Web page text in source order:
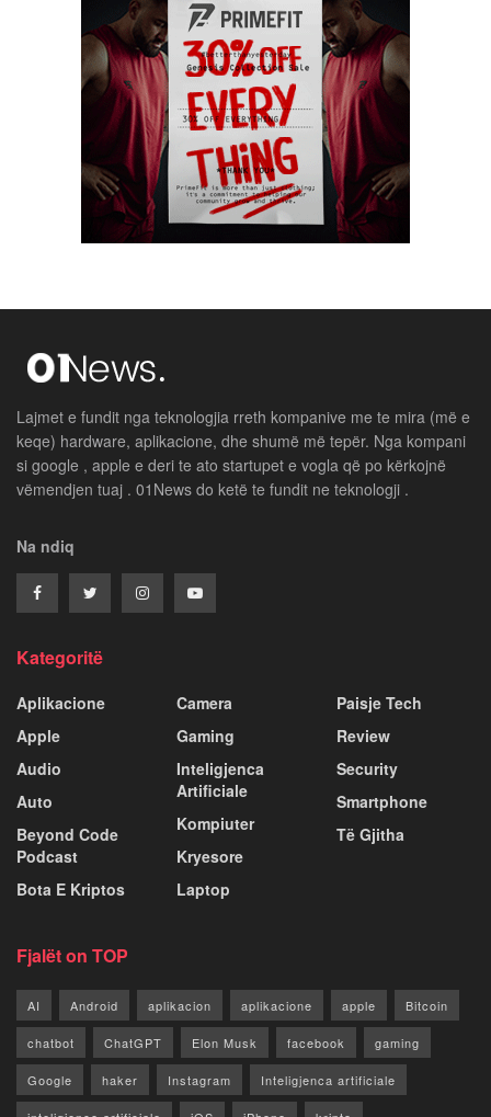
Lajmet e fundit nga teknologjia rreth kompanive me te mira (më e
keqe) hardware, aplikacione, dhe shumë më tepër. Nga kompani
si google , apple e deri te ato startupet e vogla që po kërkojnë
vëmendjen tuaj . 01News do ketë te fundit ne teknologji .
Na ndiq
Kategoritë
Aplikacione
Apple
Audio
Auto
Beyond Code
Podcast
Bota E Kriptos
Camera
Gaming
Inteligjenca
Artificiale
Kompiuter
Kryesore
Laptop
Paisje Tech
Review
Security
Smartphone
Të Gjitha
Fjalët on TOP
AI Android aplikacion aplikacione apple Bitcoin
chatbot ChatGPT Elon Musk facebook gaming
Google haker Instagram Inteligjenca artificiale